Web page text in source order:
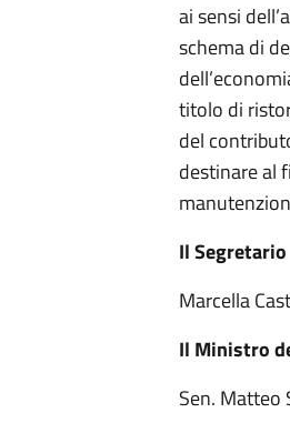
ai sensi
schema di
titolo di
del
destinare al
Il Segretario
Il Ministro
Sen. Matteo